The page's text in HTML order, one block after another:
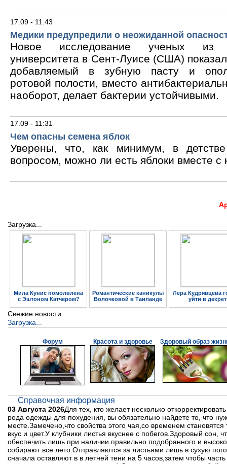
17.09 - 11:43
Медики предупредили о неожиданной
Новое исследование ученых из
университета в Сент-Луисе (США)
добавляемый в зубную пасту и
ротовой полости, вместо
наоборот, делает бактерии устойчивыми.
17.09 - 11:31
Чем опасны семена яблок
Уверены, что, как минимум, в
вопросом, можно ли есть яблоки вместе с
Загрузка...
Мила Кунис помолвлена
с Эштоном Катчером?
Романтические каникулы
Волочковой в Таиланде
Лера Кудрявцева
уйти в декрет
Свежие новости
Загрузка...
Форум Красота и здоровье Здоровый образ
Справочная информация
03 Августа 2026Для тех, кто желает несколько
рода одежды для похудения, вы обязательно найдете то, что
месте.Замечено,что свойства этого чая,со временем
вкус и цвет.У клубники листья вкуснее с побегов.Здоровый
обеспечить лишь при наличии правильно подобранного и
собирают все лето.Отправляются за листьями лишь в сухую
сначала оставляют в в летней тени на 5 часов,затем чтобы